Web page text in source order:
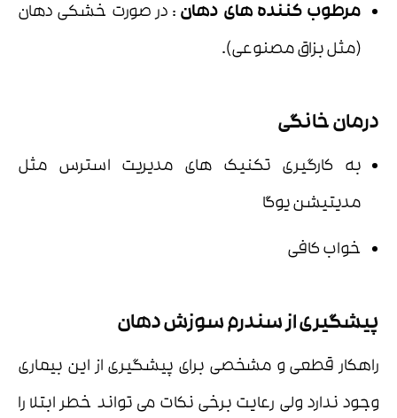
مرطوب کننده های دهان : در صورت خشکی دهان
(مثل بزاق مصنوعی).
درمان خانگی
به کارگیری تکنیک های مدیریت استرس مثل
مدیتیشن یوگا
خواب کافی
پیشگیری از سندرم سوزش دهان
راهکار قطعی و مشخصی برای پیشگیری از این بیماری
وجود ندارد ولی رعایت برخی نکات می تواند خطر ابتلا را